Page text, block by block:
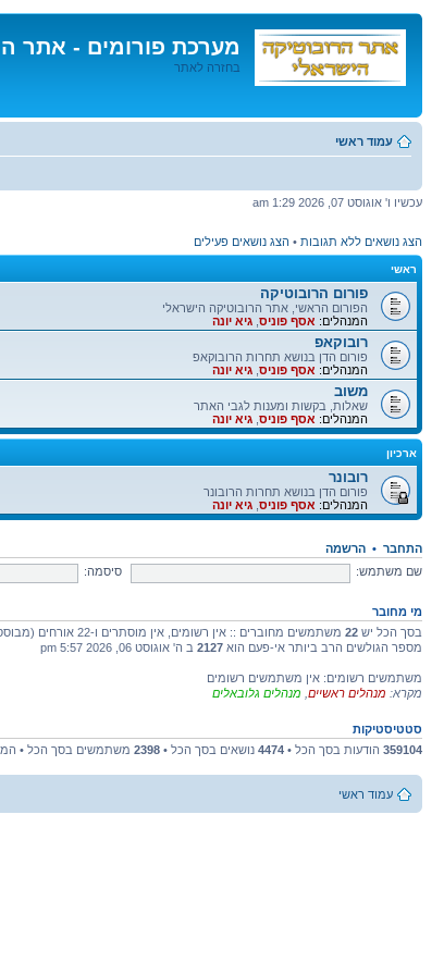
מערכת פורומים - אתר
בחזרה לאתר
לתוכן
עמוד ראשי
עכשיו ו' אוגוסט 07, 2026 1:29 am
הצג נושאים ללא תגובות • הצג נושאים פעילים
ראשי
פורום הרובוטיקה
הפורום הראשי, אתר הרובוטיקה הישראלי
המנהלים: אסף פוניס גיא יונה
רובוקאפ
פורום הדן בנושא תחרות הרובוקאפ
המנהלים: אסף פוניס גיא יונה
משוב
שאלות, בקשות ומענות לגבי האתר
המנהלים: אסף פוניס גיא יונה
ארכיון
רובונר
פורום הדן בנושא תחרות הרובונר
המנהלים: אסף פוניס גיא יונה
התחבר • הרשמה
שם משתמש:
סיסמה:
מי מחובר
בסך הכל יש 22 משתמשים מחוברים :: אין רשומים, אין מוסתרים ו-22 אורחים (מבוסס על משתמשים פעילים ב-5 הדקות האחרונות)
מספר הגולשים הרב ביותר אי-פעם הוא 2127 ב ה' אוגוסט 06, 2026 5:57 pm
משתמשים רשומים: אין משתמשים רשומים
מקרא: מנהלים ראשיים מנהלים גלובאלים
סטטיסטיקות
359104 הודעות בסך הכל • 4474 נושאים בסך הכל • 2398 משתמשים בסך הכל •
עמוד ראשי